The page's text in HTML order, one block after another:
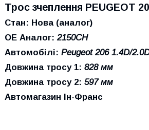
Трос зчеплення PEUGEOT
Стан: Нова (аналог)
ОЕ Аналог: 2150CH
Автомобілі: Peugeot 206 1.4D/
Довжина тросу 1: 828 мм
Довжина тросу 2: 597 мм
Автомагазин Ін-Франс